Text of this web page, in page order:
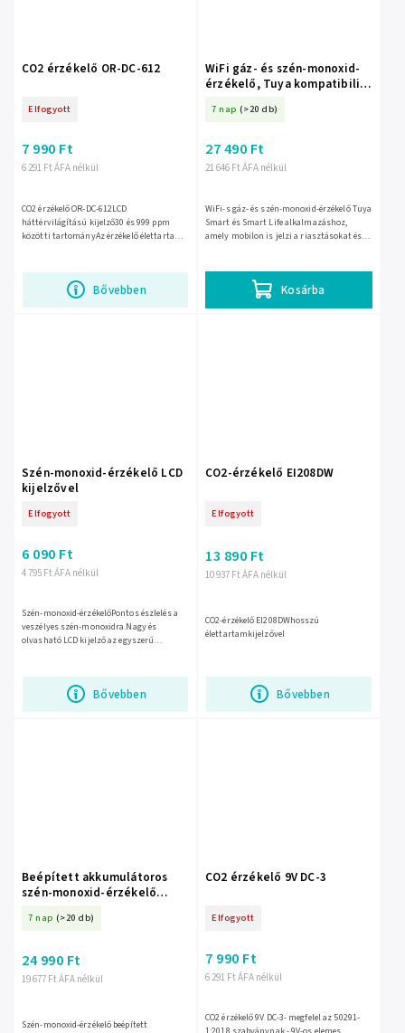
CO2 érzékelő OR-DC-612
Elfogyott
6 291 Ft ÁFA nélkül
7 990 Ft
Bővebben
CO2 érzékelő OR-DC-612LCD
háttérvilágítású kijelző30 és 999 ppm
közötti tartományAz érzékelő élettartama
WiFi gáz- és szén-monoxid-
érzékelő, Tuya kompatibilis
7 nap (>20 db)
21 646 Ft ÁFA nélkül
27 490 Ft
Kosárba
WiFi-s gáz- és szén-monoxid-érzékelő Tuya
Smart és Smart Life alkalmazáshoz,
amely mobilon is jelzi a riasztásokat és
Szén-monoxid-érzékelő LCD
kijelzővel
Elfogyott
4 795 Ft ÁFA nélkül
6 090 Ft
Bővebben
Szén-monoxid-érzékelőPontos észlelés a
veszélyes szén-monoxidra.Nagy és
olvasható LCD kijelző az egyszerű
CO2-érzékelő EI208DW
Elfogyott
10 937 Ft ÁFA nélkül
13 890 Ft
Bővebben
CO2-érzékelő EI208DWhosszú
élettartamkijelzővel
Beépített akkumulátoros
szén-monoxid-érzékelő
7 nap (>20 db)
19 677 Ft ÁFA nélkül
24 990 Ft
Szén-monoxid-érzékelő beépített
CO2 érzékelő 9V DC-3
Elfogyott
6 291 Ft ÁFA nélkül
7 990 Ft
CO2 érzékelő 9V DC-3- megfelel az 50291-